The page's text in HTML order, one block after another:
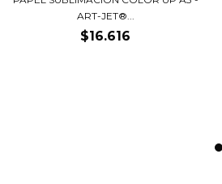
ART-JET®...
$16.616